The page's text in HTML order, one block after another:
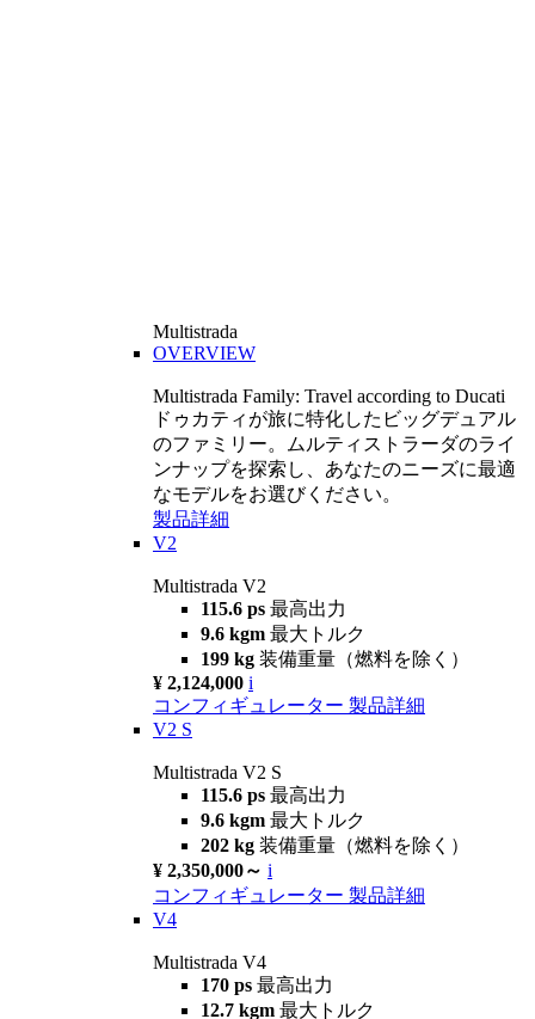
Multistrada
OVERVIEW
Multistrada Family: Travel according to Ducati
ドゥカティが旅に特化したビッグデュアル
のファミリー。ムルティストラーダのライ
ンナップを探索し、あなたのニーズに最適
なモデルをお選びください。
製品詳細
V2
Multistrada V2
115.6 ps 最高出力
9.6 kgm 最大トルク
199 kg 装備重量（燃料を除く）
¥ 2,124,000 i
コンフィギュレーター 製品詳細
V2 S
Multistrada V2 S
115.6 ps 最高出力
9.6 kgm 最大トルク
202 kg 装備重量（燃料を除く）
¥ 2,350,000～ i
コンフィギュレーター 製品詳細
V4
Multistrada V4
170 ps 最高出力
12.7 kgm 最大トルク